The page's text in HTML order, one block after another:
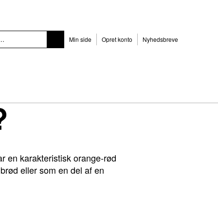
Min side Opret konto Nyhedsbreve
en karakteristisk orange-rød
eller som en del af en